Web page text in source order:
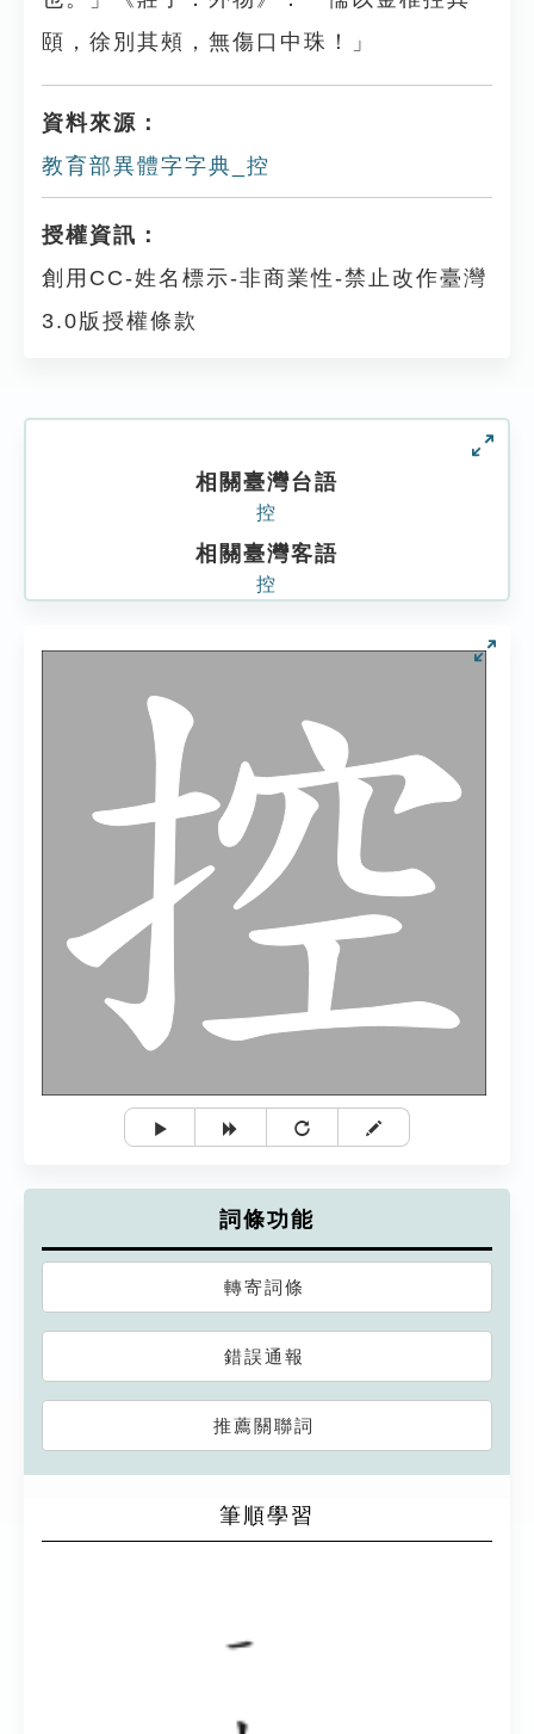
頤，徐別其頰，無傷口中珠！」
資料來源：
教育部異體字字典_控
授權資訊：
創用CC-姓名標示-非商業性-禁止改作臺灣
3.0版授權條款
相關臺灣台語
控
相關臺灣客語
控
詞條功能
轉寄詞條
錯誤通報
推薦關聯詞
筆順學習